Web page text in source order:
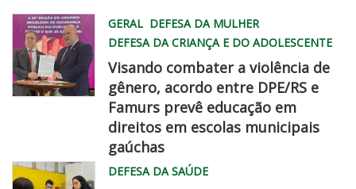
chegadisso
GERAL DEFESA DA MULHER
DEFESA DA CRIANÇA E DO ADOLESCENTE
Visando combater a violência de
gênero, acordo entre DPE/RS e
Famurs prevê educação em
direitos em escolas municipais
gaúchas
DEFESA DA SAÚDE